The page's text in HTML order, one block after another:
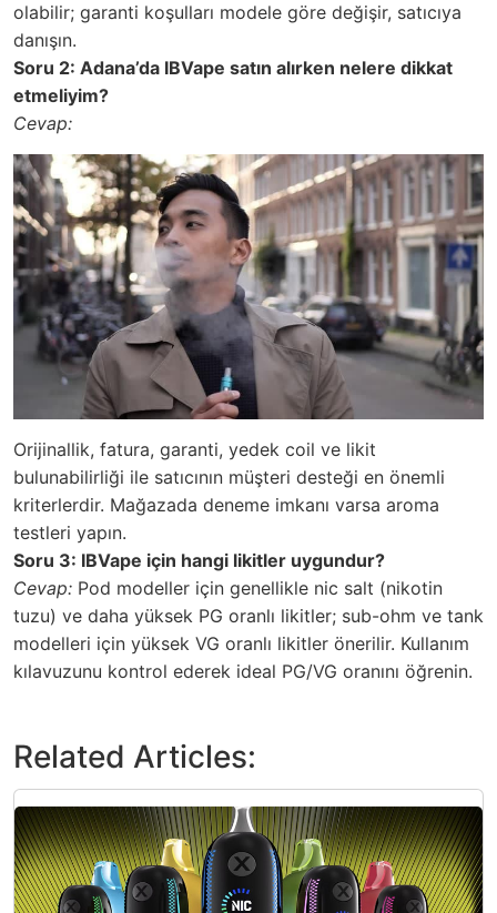
olabilir; garanti koşulları modele göre değişir, satıcıya
danışın.
Soru 2: Adana’da IBVape satın alırken nelere dikkat
etmeliyim?
Cevap:
Orijinallik, fatura, garanti, yedek coil ve likit
bulunabilirliği ile satıcının müşteri desteği en önemli
kriterlerdir. Mağazada deneme imkanı varsa aroma
testleri yapın.
Soru 3: IBVape için hangi likitler uygundur?
Cevap: Pod modeller için genellikle nic salt (nikotin
tuzu) ve daha yüksek PG oranlı likitler; sub-ohm ve tank
modelleri için yüksek VG oranlı likitler önerilir. Kullanım
kılavuzunu kontrol ederek ideal PG/VG oranını öğrenin.
Related Articles: